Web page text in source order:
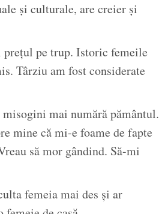
și culturale, are creier și
pe trup. Istoric femeile
Târziu am fost considerate
mai numără pământul.
mine că mi-e foame de fapte
să mor gândind. Să-mi
femeia mai des și ar